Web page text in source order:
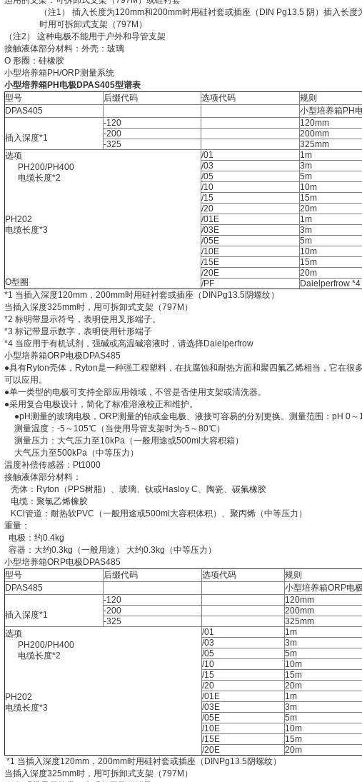
（注1） 插入长度为120mm和200mm时用硅衬套或插座（DIN Pg13.5 阴）插入长度
时用可拆卸式支架（797M）
（注2） 这种电极不能用于户外和导管支架
接触液体部分材料：外壳：玻璃
O 形圈：硅橡胶
小型培养箱PH/ORP测量系统
小型培养箱PH电极DPAS405型谱表
型号
后缀代码 选项代码
规则
DPAS405
小型培养箱PH
插入深度*1
-120
120mm
-200
200mm
-325
325mm
选项
PH200/PH400
电缆长度*2
PH202
电缆长度*3
O型圈
/01
1m
/03
3m
/05
5m
/10
10m
/15
15m
/20
20m
/01E
1m
/03E
3m
/05E
5m
/10E
10m
/15E
15m
/20E
20m
/PF
Daielperfrow *4
*1 当插入深度120mm，200mm时用硅衬套或插座（DINPg13.5阴螺纹）
当插入深度325mm时，用可拆卸式支架（797M）
*2 标明带显示符号，表明使用叉形端子。
*3 标记带显示数字，表明使用针形端子
*4 当应用于有机试剂，强碱或高温碱溶液时，请选择Daielperfrow
小型培养箱ORP电极DPAS485
●具有Ryton壳体，Ryton是一种强工程塑料，在抗腐蚀和耐热方面和聚四氟乙烯相当，它在很
可以应用。
●单一类型的电极可支持全部应用领域，不管是否使用支架或清洗器。
●采用复合电极设计，简化了标准溶液校正和维护。
●pH测量的玻璃电极，ORP测量的铂或金电极、液接可容易的分别更换。测量范围：pH 0～
测量温度：-5～105℃（当使用导管支架时为-5～80℃）
测量压力：大气压力至10kPa（一般用途或500ml大容积箱）
大气压力至500kPa（中等压力）
温度补偿传感器：Pt1000
接触液体部分材料：
壳体：Ryton（PPS树脂）、玻璃、钛或Hasloy C、陶瓷、碳氟橡胶
电缆：聚氯乙烯橡胶
KCl管道：耐热软PVC（一般用途或500ml大容积体积）、聚丙烯（中等压力）
重量：
电极：约0.4kg
容器：大约0.3kg（一般用途） 大约0.3kg（中等压力）
小型培养箱ORP电极DPAS485
型号
后缀代码 选项代码
规则
DPAS485
小型培养箱ORP电极
插入深度*1
-120
120mm
-200
200mm
-325
325mm
选项
PH200/PH400
电缆长度*2
PH202
电缆长度*3
/01
1m
/03
3m
/05
5m
/10
10m
/15
15m
/20
20m
/01E
1m
/03E
3m
/05E
5m
/10E
10m
/15E
15m
/20E
20m
*1 当插入深度120mm，200mm时用硅衬套或插座（DINPg13.5阴螺纹）
当插入深度325mm时，用可拆卸式支架（797M）